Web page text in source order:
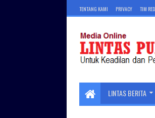
TENTANG KAMI PRIVACY TIM
LINTAS BERITA